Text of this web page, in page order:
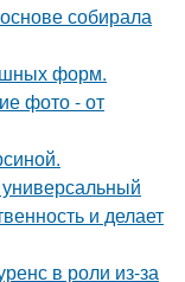
собирала
форм.
фото - от
и делает
в роли из-за